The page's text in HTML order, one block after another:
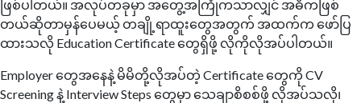
ဖြစ်ပါတယ်။ အလုပ်တခုမှာ အတွေ့အကြုံကသာလျှင် အဓိကဖြစ်
တယ်ဆိုတာမှန်ပေမယ့် တချို့ရာထူးတွေအတွက် အထက်က ဖော်ပြ
ထားသလို Education Certificate တွေရှိဖို့ လိုကိုလိုအပ်ပါတယ်။
Employer တွေအနေနဲ့ မိမိတို့လိုအပ်တဲ့ Certificate တွေကို CV
Screening နဲ့ Interview Steps တွေမှာ သေချာစိစစ်ဖို့ လိုအပ်သလို၊